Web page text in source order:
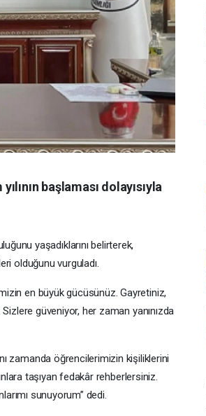
başlaması dolayısıyla
yaşadıklarını belirterek,
olduğunu vurguladı.
en büyük gücüsünüz. Gayretiniz,
güveniyor, her zaman yanınızda
zamanda öğrencilerimizin kişiliklerini
taşıyan fedakâr rehberlersiniz.
sunuyorum” dedi.